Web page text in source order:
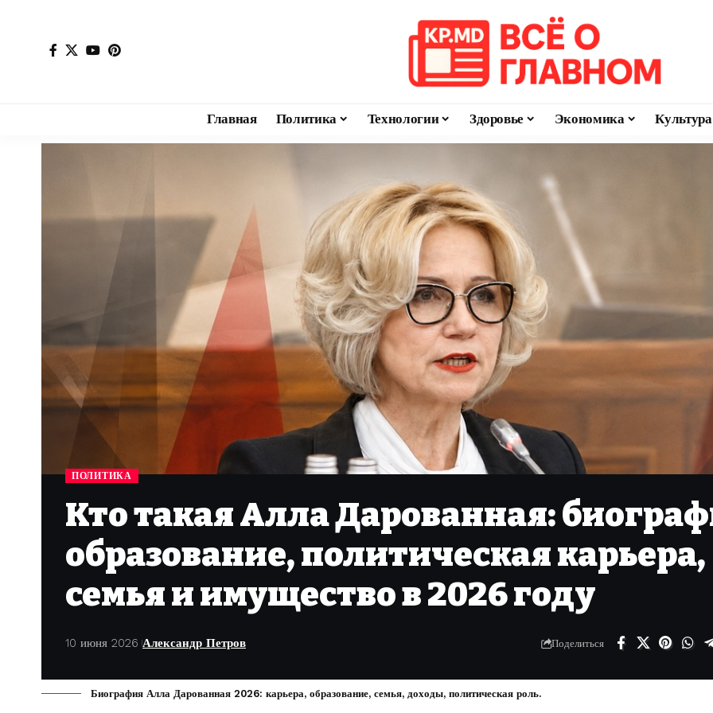
Главная Политика Технологии Здоровье Экономика Культура
ПОЛИТИКА
Кто такая Алла Дарованная:
образование, политическая карьера,
семья и имущество в 2026 году
10 июня 2026 Александр Петров Поделиться
Биография Алла Дарованная 2026: карьера, образование, семья, доходы, политическая роль.